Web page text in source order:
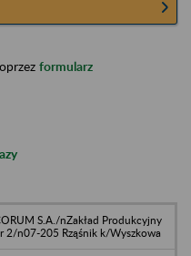
formularz
S.A./nZakład Produkcyjny
2/n07-205 Rząśnik k/Wyszkowa